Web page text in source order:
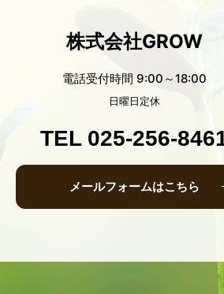
株式会社GROW
電話受付時間 9:00～18:00
日曜日定休
TEL 025-256-
メールフォームはこちら